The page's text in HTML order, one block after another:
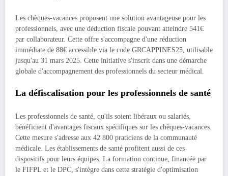
Les chèques-vacances proposent une solution avantageuse pour les
professionnels, avec une déduction fiscale pouvant atteindre 541€
par collaborateur. Cette offre s'accompagne d'une réduction
immédiate de 88€ accessible via le code GRCAPPINES25, utilisable
jusqu'au 31 mars 2025. Cette initiative s'inscrit dans une démarche
globale d'accompagnement des professionnels du secteur médical.
La défiscalisation pour les professionnels de santé
Les professionnels de santé, qu'ils soient libéraux ou salariés,
bénéficient d'avantages fiscaux spécifiques sur les chèques-vacances.
Cette mesure s'adresse aux 42 800 praticiens de la communauté
médicale. Les établissements de santé profitent aussi de ces
dispositifs pour leurs équipes. La formation continue, financée par
le FIFPL et le DPC, s'intègre dans cette stratégie d'optimisation